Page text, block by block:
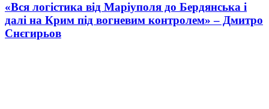
«Вся логістика від Маріуполя до Бердянська і
далі на Крим під вогневим контролем» – Дмитро
Снєгирьов